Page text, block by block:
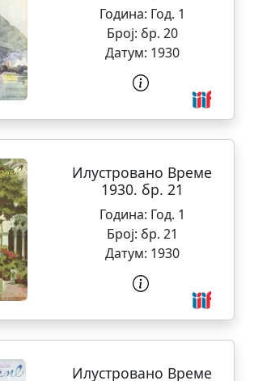
Година: Год. 1
Број: бр. 20
Датум: 1930
Илустровано Време
1930. бр. 21
Година: Год. 1
Број: бр. 21
Датум: 1930
Илустровано Време